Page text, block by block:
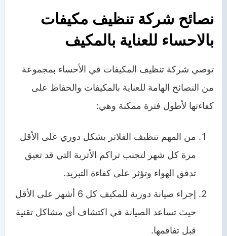
نصائح شركة تنظيف مكيفات
بالاحساء للعناية بالمكيف
توصي شركة تنظيف المكيفات في الأحساء بمجموعة
من النصائح الهامة للعناية بالمكيفات والحفاظ على
كفاءتها لأطول فترة ممكنة وهي:
من المهم تنظيف الفلاتر بشكل دوري على الأقل
مرة كل شهر لتجنب تراكم الأتربة التي قد تعيق
تدفق الهواء وتؤثر على كفاءة التبريد.
إجراء صيانة دورية للمكيف كل 6 أشهر على الأقل
حيث تساعد الصيانة في اكتشاف أي مشاكل تقنية
قبل تفاقمها.